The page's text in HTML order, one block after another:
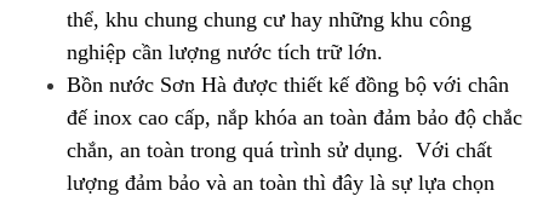
thể, khu chung chung cư hay những khu công
nghiệp cần lượng nước tích trữ lớn.
Bồn nước Sơn Hà được thiết kế đồng bộ với chân
đế inox cao cấp, nắp khóa an toàn đảm bảo độ chắc
chắn, an toàn trong quá trình sử dụng. Với chất
lượng đảm bảo và an toàn thì đây là sự lựa chọn